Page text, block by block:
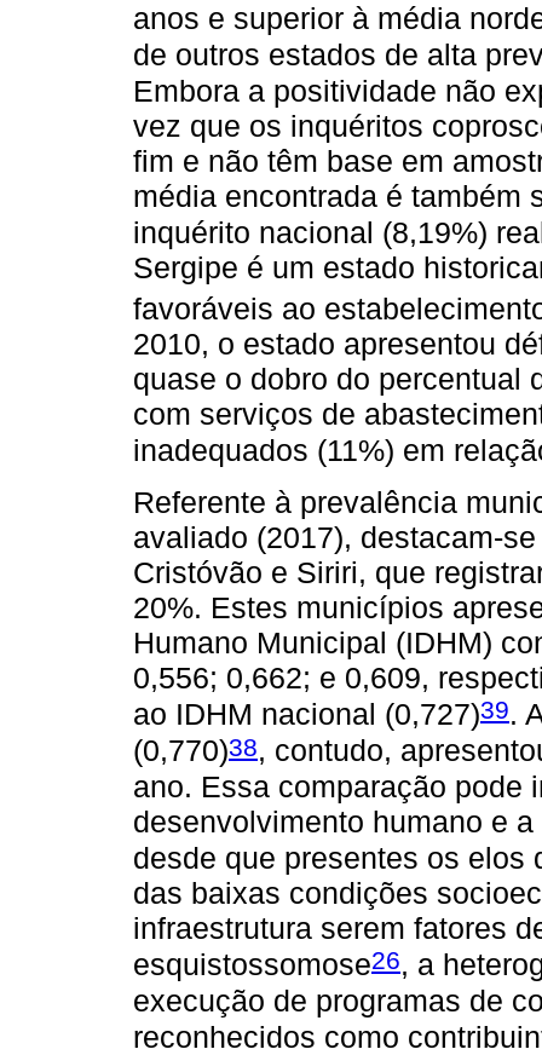
anos e superior à média
de outros estados de alta
Embora a positividade não
vez que os inquéritos
fim e não têm base em
média encontrada é também
inquérito nacional (8,19%)
Sergipe é um estado
favoráveis ao
2010, o estado apresentou
quase o dobro do percentual
com serviços de
inadequados (11%) em
Referente à prevalência
avaliado (2017), destacam-
Cristóvão e Siriri, que
20%. Estes municípios
Humano Municipal (IDHM)
0,556; 0,662; e 0,609,
ao IDHM nacional (0,727)39.
(0,770)38, contudo,
ano. Essa comparação pode
desenvolvimento humano e
desde que presentes os elos
das baixas condições
infraestrutura serem fatores
esquistossomose26, a
execução de programas de
reconhecidos como